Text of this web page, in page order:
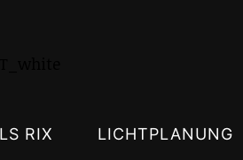
RIX LICHTPLANUNG